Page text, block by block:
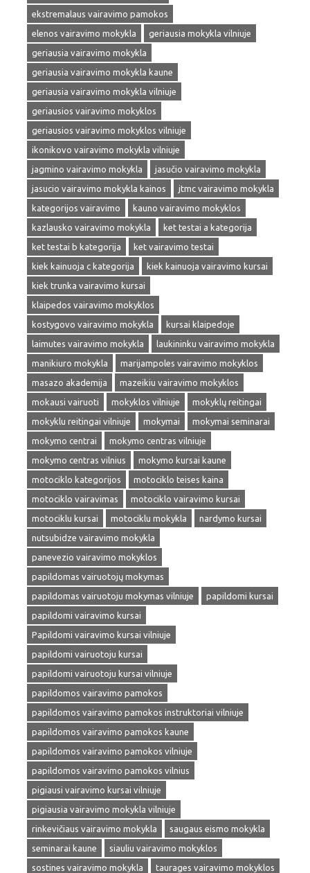
ekstremalaus vairavimo pamokos
elenos vairavimo mokykla
geriausia mokykla vilniuje
geriausia vairavimo mokykla
geriausia vairavimo mokykla kaune
geriausia vairavimo mokykla vilniuje
geriausios vairavimo mokyklos
geriausios vairavimo mokyklos vilniuje
ikonikovo vairavimo mokykla vilniuje
jagmino vairavimo mokykla
jasučio vairavimo mokykla
jasucio vairavimo mokykla kainos
jtmc vairavimo mokykla
kategorijos vairavimo
kauno vairavimo mokyklos
kazlausko vairavimo mokykla
ket testai a kategorija
ket testai b kategorija
ket vairavimo testai
kiek kainuoja c kategorija
kiek kainuoja vairavimo kursai
kiek trunka vairavimo kursai
klaipedos vairavimo mokyklos
kostygovo vairavimo mokykla
kursai klaipedoje
laimutes vairavimo mokykla
laukininku vairavimo mokykla
manikiuro mokykla
marijampoles vairavimo mokyklos
masazo akademija
mazeikiu vairavimo mokyklos
mokausi vairuoti
mokyklos vilniuje
mokyklų reitingai
mokyklu reitingai vilniuje
mokymai
mokymai seminarai
mokymo centrai
mokymo centras vilniuje
mokymo centras vilnius
mokymo kursai kaune
motociklo kategorijos
motociklo teises kaina
motociklo vairavimas
motociklo vairavimo kursai
motociklu kursai
motociklu mokykla
nardymo kursai
nutsubidze vairavimo mokykla
panevezio vairavimo mokyklos
papildomas vairuotojų mokymas
papildomas vairuotoju mokymas vilniuje
papildomi kursai
papildomi vairavimo kursai
Papildomi vairavimo kursai vilniuje
papildomi vairuotoju kursai
papildomi vairuotoju kursai vilniuje
papildomos vairavimo pamokos
papildomos vairavimo pamokos instruktoriai vilniuje
papildomos vairavimo pamokos kaune
papildomos vairavimo pamokos vilniuje
papildomos vairavimo pamokos vilnius
pigiausi vairavimo kursai vilniuje
pigiausia vairavimo mokykla vilniuje
rinkevičiaus vairavimo mokykla
saugaus eismo mokykla
seminarai kaune
siauliu vairavimo mokyklos
sostines vairavimo mokykla
taurages vairavimo mokyklos